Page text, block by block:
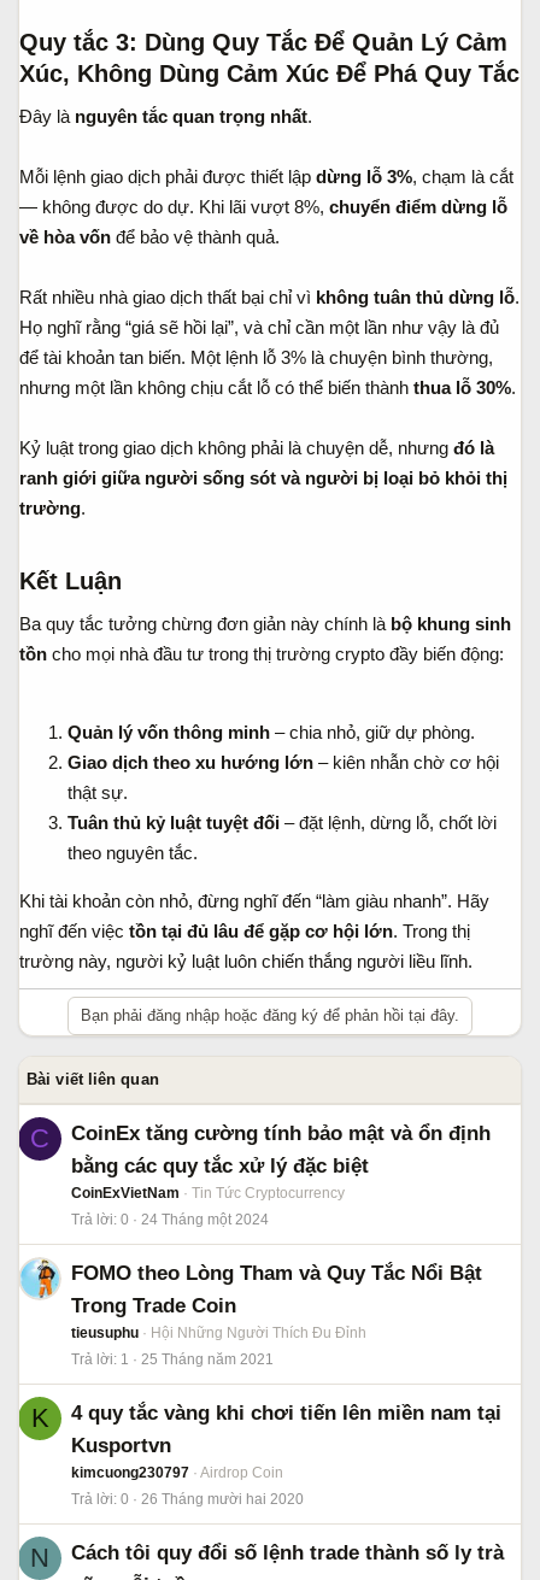
Quy tắc 3: Dùng Quy Tắc Để Quản Lý Cảm
Xúc, Không Dùng Cảm Xúc Để Phá Quy Tắc
Đây là nguyên tắc quan trọng nhất.
Mỗi lệnh giao dịch phải được thiết lập dừng lỗ 3%, chạm là cắt
— không được do dự. Khi lãi vượt 8%, chuyển điểm dừng lỗ
về hòa vốn để bảo vệ thành quả.
Rất nhiều nhà giao dịch thất bại chỉ vì không tuân thủ dừng lỗ.
Họ nghĩ rằng “giá sẽ hồi lại”, và chỉ cần một lần như vậy là đủ
để tài khoản tan biến. Một lệnh lỗ 3% là chuyện bình thường,
nhưng một lần không chịu cắt lỗ có thể biến thành thua lỗ 30%.
Kỷ luật trong giao dịch không phải là chuyện dễ, nhưng đó là
ranh giới giữa người sống sót và người bị loại bỏ khỏi thị
trường.
Kết Luận
Ba quy tắc tưởng chừng đơn giản này chính là bộ khung sinh
tồn cho mọi nhà đầu tư trong thị trường crypto đầy biến động:
Quản lý vốn thông minh – chia nhỏ, giữ dự phòng.
Giao dịch theo xu hướng lớn – kiên nhẫn chờ cơ hội
thật sự.
Tuân thủ kỷ luật tuyệt đối – đặt lệnh, dừng lỗ, chốt lời
theo nguyên tắc.
Khi tài khoản còn nhỏ, đừng nghĩ đến “làm giàu nhanh”. Hãy
nghĩ đến việc tồn tại đủ lâu để gặp cơ hội lớn. Trong thị
trường này, người kỷ luật luôn chiến thắng người liều lĩnh.
Bạn phải đăng nhập hoặc đăng ký để phản hồi tại đây.
Bài viết liên quan
C
CoinEx tăng cường tính bảo mật và ổn định
bằng các quy tắc xử lý đặc biệt
CoinExVietNam
Tin Tức Cryptocurrency
Trả lời 0 24 Tháng một 2024
FOMO theo Lòng Tham và Quy Tắc Nổi Bật
Trong Trade Coin
tieusuphu
Hội Những Người Thích Đu Đỉnh
Trả lời 1 25 Tháng năm 2021
K
4 quy tắc vàng khi chơi tiến lên miền nam tại
Kusportvn
kimcuong230797
Airdrop Coin
Trả lời 0 26 Tháng mười hai 2020
N
Cách tôi quy đổi số lệnh trade thành số ly trà